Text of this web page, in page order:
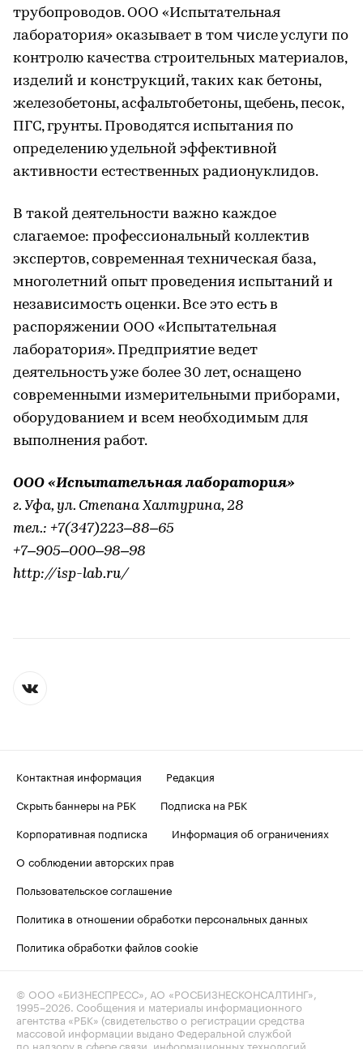
трубопроводов. ООО «Испытательная
лаборатория» оказывает в том числе услуги по
контролю качества строительных материалов,
изделий и конструкций, таких как бетоны,
железобетоны, асфальтобетоны, щебень, песок,
ПГС, грунты. Проводятся испытания по
определению удельной эффективной
активности естественных радионуклидов.
В такой деятельности важно каждое
слагаемое: профессиональный коллектив
экспертов, современная техническая база,
многолетний опыт проведения испытаний и
независимость оценки. Все это есть в
распоряжении ООО «Испытательная
лаборатория». Предприятие ведет
деятельность уже более 30 лет, оснащено
современными измерительными приборами,
оборудованием и всем необходимым для
выполнения работ.
ООО «Испытательная лаборатория»
г. Уфа, ул. Степана Халтурина, 28
тел.: +7(347)223‒88‒65
+7‒905‒000‒98‒98
http://isp-lab.ru/
Контактная информация
Редакция
Скрыть баннеры на РБК
Подписка на РБК
Корпоративная подписка
Информация об ограничениях
О соблюдении авторских прав
Пользовательское соглашение
Политика в отношении обработки персональных данных
Политика обработки файлов cookie
© ООО «БИЗНЕСПРЕСС», АО «РОСБИЗНЕСКОНСАЛТИНГ»,
1995–2026. Сообщения и материалы информационного
агентства «РБК» (свидетельство о регистрации средства
массовой информации выдано Федеральной службой
по надзору в сфере связи, информационных технологий